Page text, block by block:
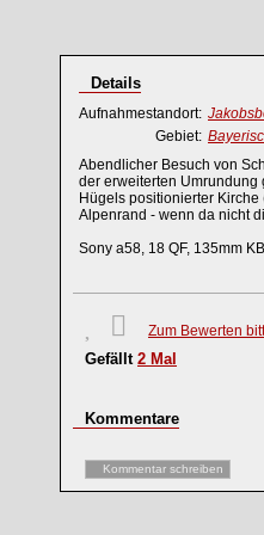
Details
Aufnahmestandort:
Gebiet:
Abendlicher Besuch von
der erweiterten Umrundung
Hügels positionierter
Alpenrand - wenn da nicht
Sony a58, 18 QF, 135mm KB
Zum Bewerten
Gefällt 2 Mal
Kommentare
Kommentar schreiben